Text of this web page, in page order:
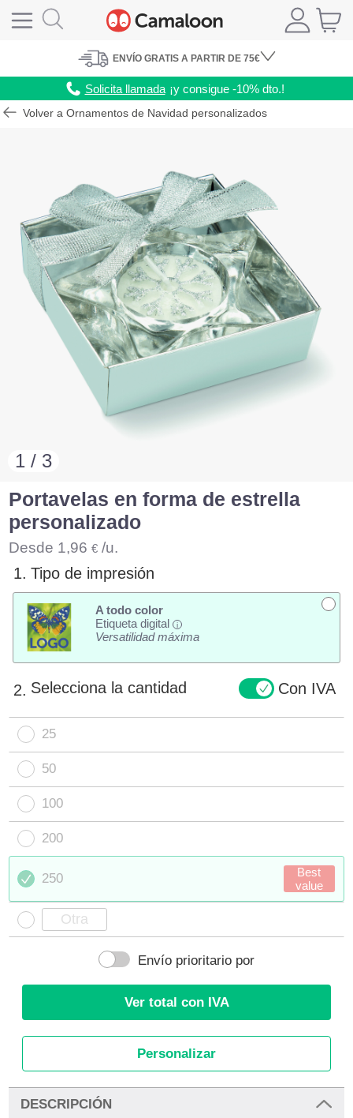
ENVÍO GRATIS A PARTIR DE 75€
Solicita llamada ¡y consigue -10% dto.!
Volver a Ornamentos de Navidad personalizados
1 / 3
Portavelas en forma de estrella
personalizado
Desde 1,96 € /u.
1. Tipo de impresión
A todo color
Etiqueta digital
i
Versatilidad máxima
2. Selecciona la cantidad Con IVA
25
50
100
200
250
Best
value
Envío prioritario por
Ver total con IVA
Personalizar
DESCRIPCIÓN